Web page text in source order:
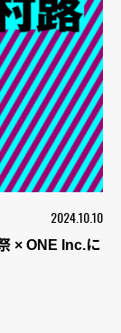
2024.10.10
× ONE Inc.に